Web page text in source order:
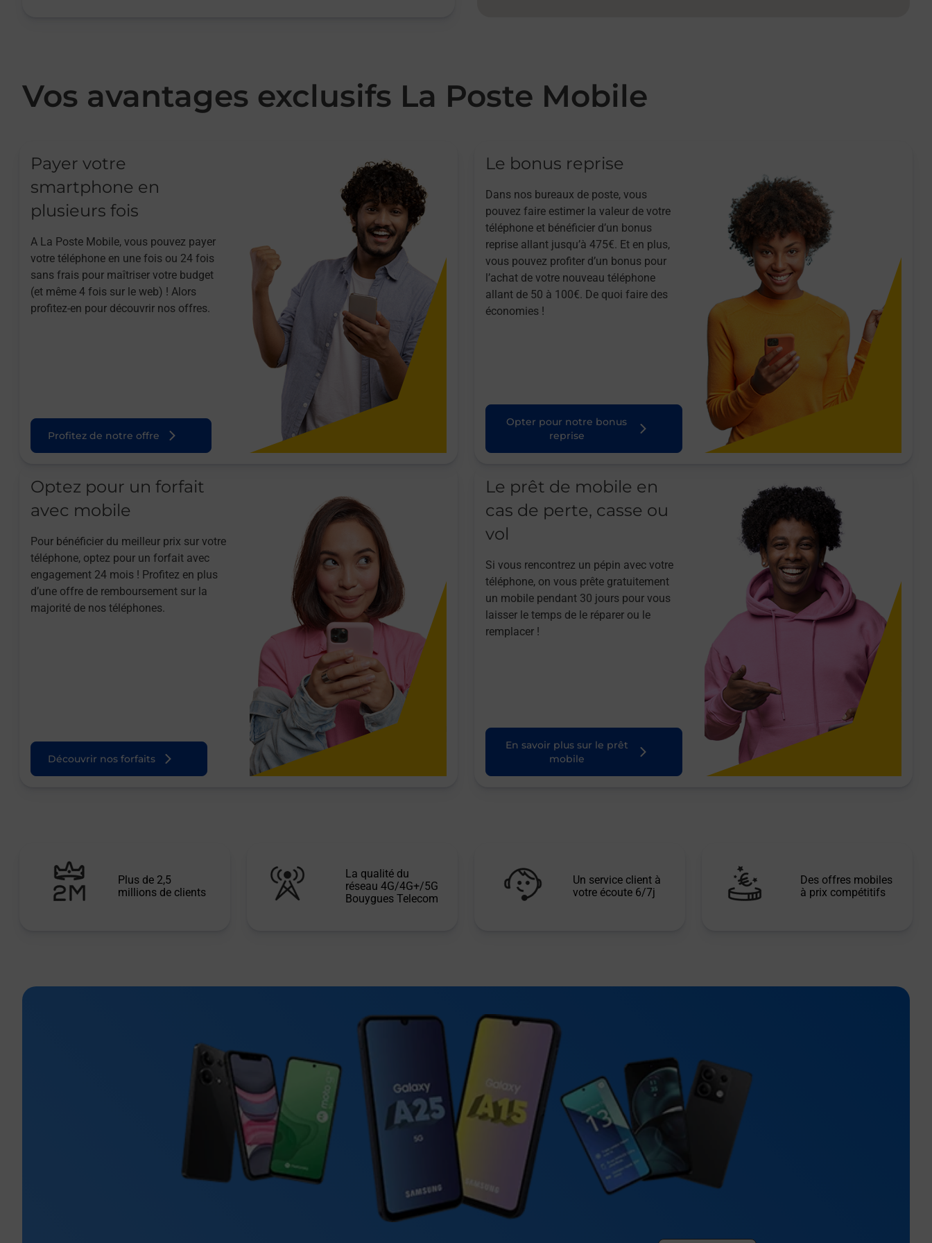
Vos avantages exclusifs La Poste Mobile
Payer votre
smartphone en
plusieurs fois
A La Poste Mobile, vous pouvez payer
votre téléphone en une fois ou 24 fois
sans frais pour maîtriser votre budget
(et même 4 fois sur le web) ! Alors
profitez-en pour découvrir nos offres.
Profitez de notre offre
Le bonus reprise
Dans nos bureaux de poste, vous
pouvez faire estimer la valeur de votre
téléphone et bénéficier d’un bonus
reprise allant jusqu’à 475€. Et en plus,
vous pouvez profiter d’un bonus pour
l’achat de votre nouveau téléphone
allant de 50 à 100€. De quoi faire des
économies !
Opter pour notre bonus
reprise
Optez pour un forfait
avec mobile
Pour bénéficier du meilleur prix sur votre
téléphone, optez pour un forfait avec
engagement 24 mois ! Profitez en plus
d’une offre de remboursement sur la
majorité de nos téléphones.
Découvrir nos forfaits
Le prêt de mobile en
cas de perte, casse ou
vol
Si vous rencontrez un pépin avec votre
téléphone, on vous prête gratuitement
un mobile pendant 30 jours pour vous
laisser le temps de le réparer ou le
remplacer !
En savoir plus sur le prêt
mobile
Plus de 2,5
millions de clients
La qualité du
réseau 4G/4G+/5G
Bouygues Telecom
Un service client à
votre écoute 6/7j
Des offres mobiles
à prix compétitifs